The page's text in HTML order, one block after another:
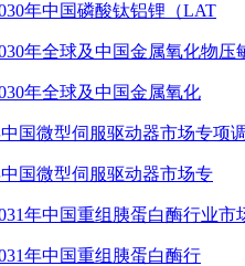
年中国磷酸钛铝锂（LAT
年全球及中国金属氧化物
年全球及中国金属氧化
中国微型伺服驱动器市场专项
中国微型伺服驱动器市场专
年中国重组胰蛋白酶行业
年中国重组胰蛋白酶行